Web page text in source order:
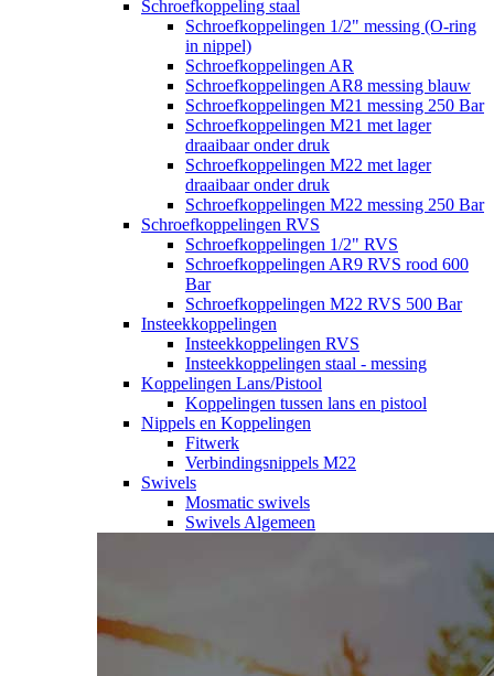
Schroefkoppeling staal
Schroefkoppelingen 1/2" messing (O-ring
in nippel)
Schroefkoppelingen AR
Schroefkoppelingen AR8 messing blauw
Schroefkoppelingen M21 messing 250 Bar
Schroefkoppelingen M21 met lager
draaibaar onder druk
Schroefkoppelingen M22 met lager
draaibaar onder druk
Schroefkoppelingen M22 messing 250 Bar
Schroefkoppelingen RVS
Schroefkoppelingen 1/2" RVS
Schroefkoppelingen AR9 RVS rood 600
Bar
Schroefkoppelingen M22 RVS 500 Bar
Insteekkoppelingen
Insteekkoppelingen RVS
Insteekkoppelingen staal - messing
Koppelingen Lans/Pistool
Koppelingen tussen lans en pistool
Nippels en Koppelingen
Fitwerk
Verbindingsnippels M22
Swivels
Mosmatic swivels
Swivels Algemeen